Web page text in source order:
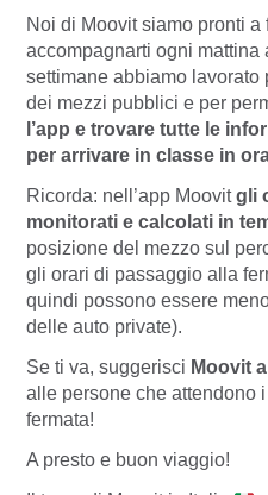
Noi di Moovit siamo pronti a
accompagnarti ogni mattina
settimane abbiamo lavorato
dei mezzi pubblici e per
l’app e trovare tutte le
per arrivare in classe in
Ricorda: nell’app Moovitgli
monitorati e calcolati in
posizione del mezzo sul
gli orari di passaggio alla
quindi possono essere
delle auto private).
Se ti va, suggerisci Moovit
alle persone che attendono
fermata!
A presto e buon viaggio!